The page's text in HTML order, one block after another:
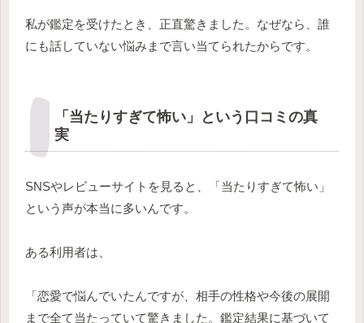
私が鑑定を受けたとき、正直驚きました。なぜなら、誰
にも話していない悩みまで言い当てられたからです。
「当たりすぎて怖い」という口コミの真
実
SNSやレビューサイトを見ると、「当たりすぎて怖い」
という声が本当に多いんです。
ある利用者は、
「恋愛で悩んでいたんですが、相手の性格や今後の展開
まで全て当たっていて驚きました。鑑定結果に基づいて